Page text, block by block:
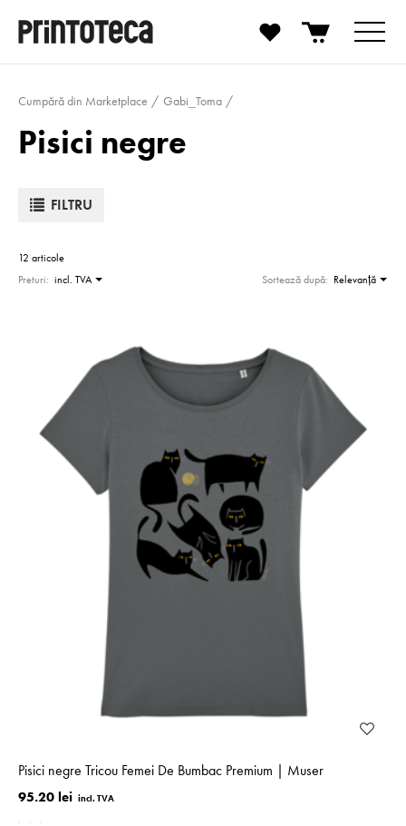
Cumpără din Marketplace Gabi_Toma
Pisici negre
FILTRU
12 articole
Preturi: incl. TVA Sortează după: Relevanţă
Pisici negre Tricou Femei De Bumbac Premium | Muser
95.20 lei